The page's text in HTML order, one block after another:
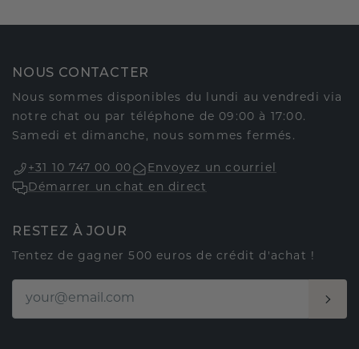
NOUS CONTACTER
Nous sommes disponibles du lundi au vendredi via
notre chat ou par téléphone de 09:00 à 17:00.
Samedi et dimanche, nous sommes fermés.
+31 10 747 00 00
Envoyez un courriel
Démarrer un chat en direct
RESTEZ À JOUR
Tentez de gagner 500 euros de crédit d'achat !